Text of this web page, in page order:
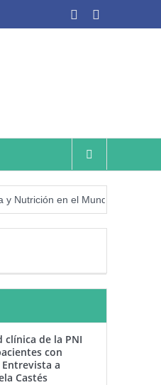
en el Mundo (SOFI)
clínica de la PNI
con
a
Castés